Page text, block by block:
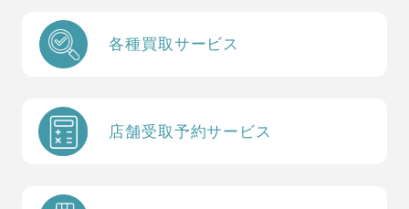
各種買取サービス
店舗受取予約サービス